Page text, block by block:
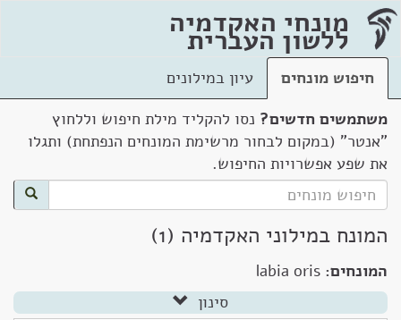
מונחי האקדמיה
ללשון העברית
חיפוש מונחים
עיון במילונים
משתמשים חדשים? נסו להקליד מילת חיפוש וללחוץ
"אנטר" (במקום לבחור מרשימת המונחים הנפתחת) ותגלו
את שפע אפשרויות החיפוש.
המונח במילוני האקדמיה (1)
המונחים: labia oris
סינון